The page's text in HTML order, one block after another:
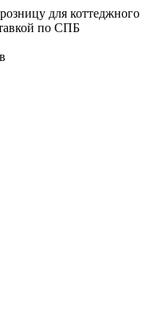
для коттеджного
по СПБ